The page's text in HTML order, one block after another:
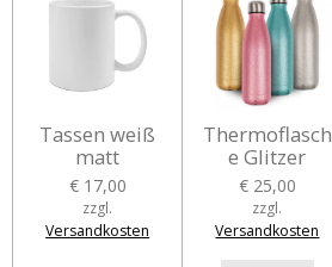
Tassen weiß
matt
€ 17,00
zzgl.
Versandkosten
Thermoflasch
e Glitzer
€ 25,00
zzgl.
Versandkosten